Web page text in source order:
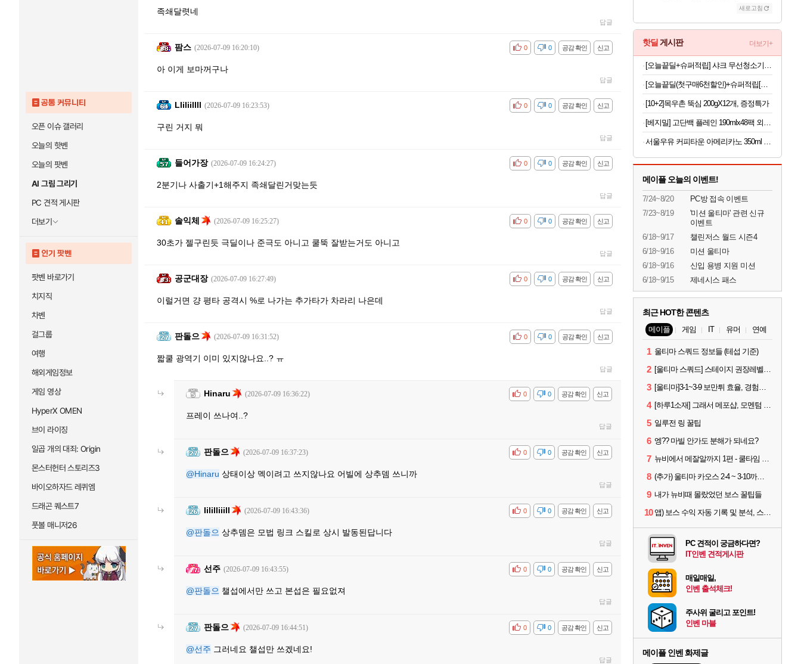
공통 커뮤니티
오픈 이슈 갤러리
오늘의 핫벤
오늘의 팟벤
AI 그림 그리기
PC 견적 게시판
더보기
인기 팟벤
팟벤 바로가기
치지직
차벤
걸그룹
여행
해외게임정보
게임 영상
HyperX OMEN
브이 라이징
일곱 개의 대죄: Origin
몬스터헌터 스토리즈3
바이오하자드 레퀴엠
드래곤 퀘스트7
풋볼 매니저26
족쇄달렷네
답글
팜스 (2026-07-09 16:20:10) 신고
공감 확인
비공감 0
0
아 이게 보마꺼구나
답글
Lliliillll (2026-07-09 16:23:53) 신고
공감 확인
비공감 0
0
구린 거지 뭐
답글
들어가장 (2026-07-09 16:24:27) 신고
공감 확인
비공감 0
0
2분기나 사출기+1해주지 족쇄달린거맞는듯
답글
솔익체 (2026-07-09 16:25:27) 신고
공감 확인
비공감 0
0
30초가 젤구린듯 극딜이나 준극도 아니고 쿨뚝 잘받는거도 아니고
답글
공군대장 (2026-07-09 16:27:49) 신고
공감 확인
비공감 0
0
이럴거면 걍 평타 공격시 %로 나가는 추가타가 차라리 나은데
답글
판돌으 (2026-07-09 16:31:52) 신고
공감 확인
비공감 0
0
짧쿨 광역기 이미 있지않나요..? ㅠ
답글
Hinaru (2026-07-09 16:36:22) 신고
공감 확인
비공감 0
0
프레이 쓰나여..?
답글
판돌으 (2026-07-09 16:37:23) 신고
공감 확인
비공감 0
0
@Hinaru 상태이상 멕이려고 쓰지않나요 어빌에 상추뎀 쓰니까
답글
Iililliiill (2026-07-09 16:43:36) 신고
공감 확인
비공감 0
0
@판돌으 상추뎀은 모법 링크 스킬로 상시 발동된답니다
답글
선주 (2026-07-09 16:43:55) 신고
공감 확인
비공감 0
0
@판돌으 챌섭에서만 쓰고 본섭은 필요없져
답글
판돌으 (2026-07-09 16:44:51) 신고
공감 확인
비공감 0
0
@선주 그러네요 챌섭만 쓰겠네요!
답글
새로고침
핫딜 게시판 더보기+
[오늘끝딜(첫구매6천할인)+슈퍼적립[네이버 단독] 셀렉스 프로핏 버라이어티팩(총 8입)
[10+2]목우촌 뚝심 200gX12개, 증정특가
서울우유 커피타운 아메리카노 350ml 20개 등 행사 모음전
메이플 오늘의 이벤트!
7/24~8/20
PC방 접속 이벤트
7/23~8/19
'미션 울티마' 관련 신규
이벤트
6/18~9/17
챌린저스 월드 시즌4
6/18~9/16
미션 울티마
6/18~9/16
신입 용병 지원 미션
6/18~9/15
제네시스 패스
최근 HOT한 콘텐츠
메이플 게임 IT 유머 연예
1 울티마 스쿼드 정보들 (테섭 기준)
2 [울티마 스쿼드] 스테이지 권장레벨, 잠재옵션표, 스킬퍼뎀, 장비 리스트 및 능력치 공유
3 [울티마]3-1~3-9 보만튀 효율, 경험치 공략 및 소소한 컨트롤 팁
4 [하루1소재] 그래서 메포샵, 모멘텀 효율 얼마나 좋음?
5 일루전 링 꿀팁
6 엥?? 마빌 안가도 분해가 되네요?
7 뉴비에서 메잘알까지 1편 - 쿨타임 시스템
8 (추가) 울티마 카오스 2-4 ~ 3-10까지 공략 스펙 및 팁 공유
9 내가 뉴비때 몰랐었던 보스 꿀팁들
10 앱) 보스 수익 자동 기록 및 분석, 스케줄러 알림
PC 견적이 궁금하다면?
IT인벤 견적게시판
매일매일,
인벤 출석체크!
주사위 굴리고 포인트!
인벤 마블
메이플 인벤 화제글